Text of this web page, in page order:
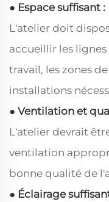
● Espace suffisant :
L'atelier doit
accueillir les
travail, les zones
installations
● Ventilation et
L'atelier devrait
ventilation
bonne qualité de
● Éclairage